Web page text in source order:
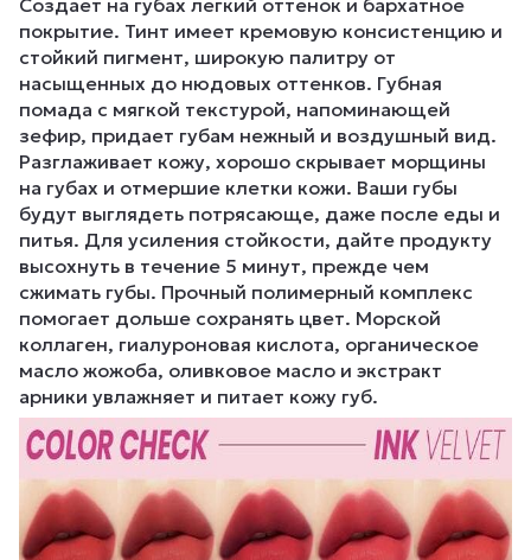
Cоздает на губах легкий оттенок и бархатное
покрытие. Тинт имеет кремовую консистенцию и
стойкий пигмент, широкую палитру от
насыщенных до нюдовых оттенков. Губная
помада с мягкой текстурой, напоминающей
зефир, придает губам нежный и воздушный вид.
Разглаживает кожу, хорошо скрывает морщины
на губах и отмершие клетки кожи. Ваши губы
будут выглядеть потрясающе, даже после еды и
питья. Для усиления стойкости, дайте продукту
высохнуть в течение 5 минут, прежде чем
сжимать губы. Прочный полимерный комплекс
помогает дольше сохранять цвет. Морской
коллаген, гиалуроновая кислота, органическое
масло жожоба, оливковое масло и экстракт
арники увлажняет и питает кожу губ.